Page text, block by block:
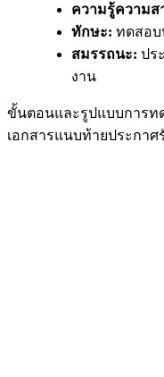
ความรู้ความส
ทักษะ: ทดสอบ
สมรรถนะ: ปร
งาน
ขั้นตอนและรูปแบบการท
เอกสารแนบท้ายประกาศ